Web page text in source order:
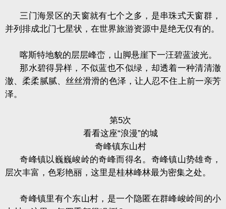
三门海景区的天窗就有七个之多，是串珠式天窗群，
并列排成北门七星状，在世界旅游资源中是绝无仅有的。
喀斯特地貌的层层峰峦，山脚悬崖下一汪碧蓝波光。
那水碧得异样，不似蓝也不似绿，却透着一种清清澈
澈、柔柔腻腻、丝丝滑滑的色泽，让人忍不住上前一亲芳
泽。
第5次
看看这座“浪漫”的城
奇峰镇东山村
奇峰镇以巍巍峻岭的奇峰而得名。奇峰镇山势雄奇，
层次丰富，色彩艳丽，这里是桂林峰林最为密集之处。
奇峰镇里有个东山村，是一个隐匿在群峰峻岭间的小